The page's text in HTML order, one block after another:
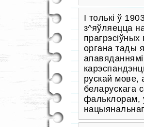
І толькі ў
з^яўляецца на
органа тады
рускай мове,
беларускага
фальклорам,